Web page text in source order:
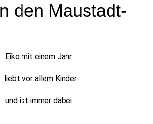
den Maustadt-
Eiko mit einem Jahr
liebt vor allem Kinder
und ist immer dabei